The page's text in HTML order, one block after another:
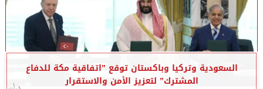
السعودية وتركيا وباكستان توقع ”اتفاقية مكة للدفاع
المشترك” لتعزيز الأمن والاستقرار